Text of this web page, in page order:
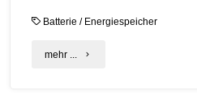
Batterie / Energiespeicher
mehr ... "Unterscheidungsmerkmale